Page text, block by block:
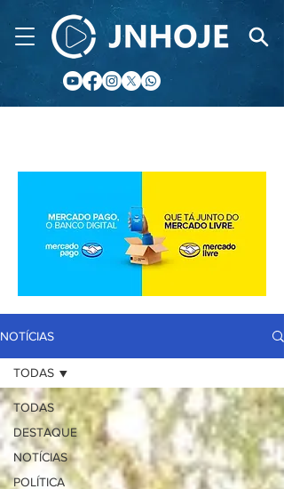
NOTÍCIAS
TODAS
DESTAQUE
NOTÍCIAS
POLÍTICA
TODAS